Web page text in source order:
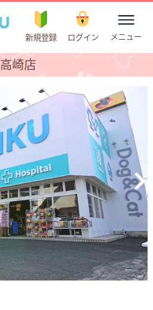
新規登録 ログイン
toggle
メニュー
高崎店